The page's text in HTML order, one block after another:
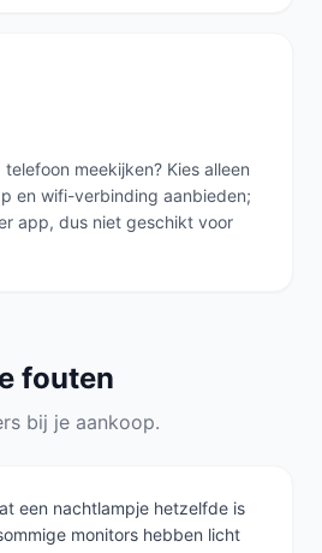
meekijken? Kies alleen
en wifi-verbinding aanbieden;
app, dus niet geschikt voor
fouten
bij je aankoop.
een nachtlampje hetzelfde is
monitors hebben licht